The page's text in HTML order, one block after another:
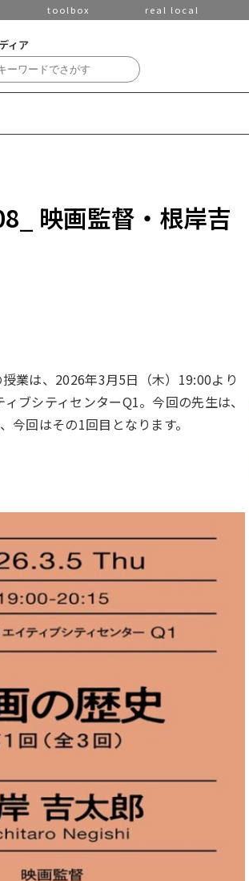
toolbox real local
ィア
映画監督・根岸吉
業は、2026年3月5日（木）19:00より
ブシティセンターQ1。今回の先生は、
今回はその1回目となります。